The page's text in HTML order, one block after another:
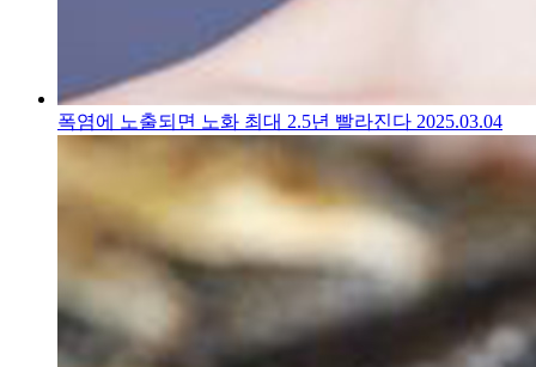
폭염에 노출되면 노화 최대 2.5년 빨라진다 2025.03.04